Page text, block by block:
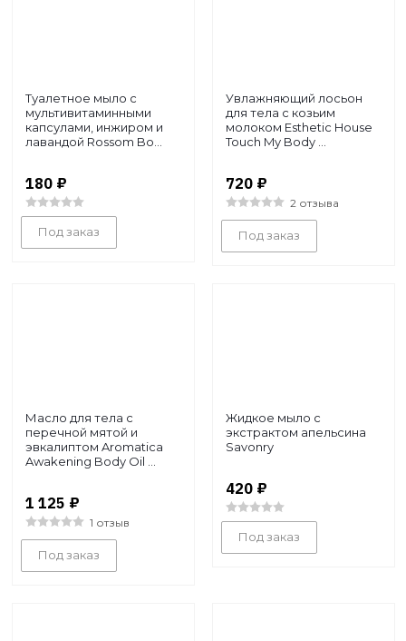
Туалетное мыло с
мультивитаминными
капсулами, инжиром и
лавандой Rossom Bo...
180 ₽
Под заказ
Увлажняющий лосьон
для тела с козьим
молоком Esthetic House
Touch My Body ...
720 ₽
2 отзыва
Под заказ
Масло для тела с
перечной мятой и
эвкалиптом Aromatica
Awakening Body Oil ...
1 125 ₽
1 отзыв
Под заказ
Жидкое мыло с
экстрактом апельсина
Savonry
420 ₽
Под заказ